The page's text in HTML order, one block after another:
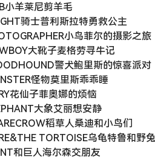
羊莱尼剪羊毛
骑士普利斯拉特勇救公主
小鸟菲尔的摄影之旅
大靴子麦格劳寻牛记
警犬鲍里斯的惊喜派对
怪物莫里斯乖乖睡
花仙子菲奥娜的烦恼
大象艾丽想安静
稻草人桑迪和小鸟们
TORTOISE乌龟特鲁和野
和巨人海尔森交朋友